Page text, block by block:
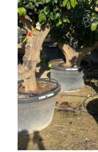
Treesafe
Terracotta
TERRACOTTA.NL
TERRACOTTA.BE
TERRAKOTTA.DE